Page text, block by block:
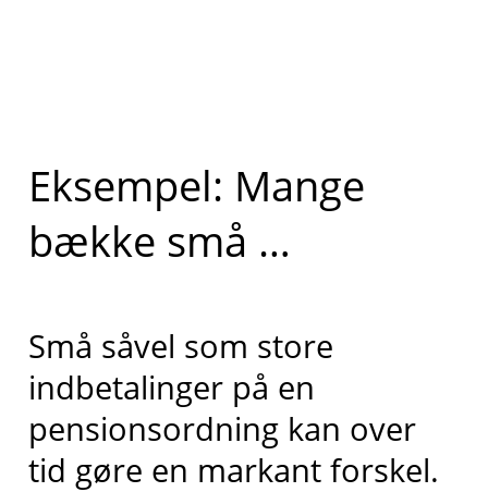
Eksempel: Mange
bække små …
Små såvel som store
indbetalinger på en
pensionsordning kan over
tid gøre en markant forskel.